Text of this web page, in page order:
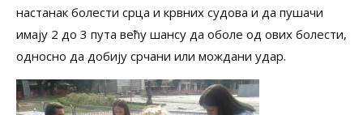
настанак болести срца и крвних судова и да пушачи
имају 2 до 3 пута већу шансу да оболе од ових болести,
односно да добију срчани или мождани удар.